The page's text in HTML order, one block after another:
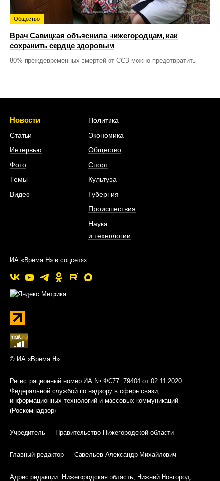
Общество
Врач Савицкая объяснила нижегородцам, как
сохранить сердце здоровым
80% преждевременных смертей от ССЗ можно предотвратить
Новости
Статьи
Интервью
Фото
Темы
Видео
Политика
Экономика
Общество
Спорт
Культура
Губерния
Происшествия
Наука
и технологии
ИА «Время Н» в соцсетях
© ИА «Время Н»
Регистрационный номер ИА № ФС77−79404 от 02.11.2020
Федеральной службой по надзору в сфере связи,
информационных технологий и массовых коммуникаций
(Роскомнадзор)
Учредитель — Правительство Нижегородской области
Главный редактор — Савельев Александр Михайлович
Адрес редакции: Нижегородская область, Нижний Новгород,